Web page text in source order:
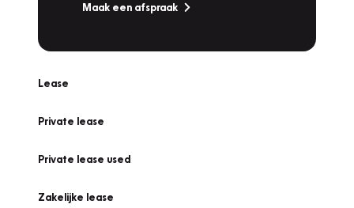
Maak een afspraak
Lease
Private lease
Private lease used
Zakelijke lease